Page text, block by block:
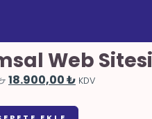
Web
18.900,00₺ KDV